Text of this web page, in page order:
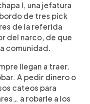
I, una jefatura
de tres pick
de la referida
del narco, de que
comunidad.
llegan a traer.
A pedir dinero o
cateos para
a robarle a los